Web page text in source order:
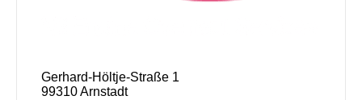
Gerhard-Höltje-Straße 1
99310 Arnstadt